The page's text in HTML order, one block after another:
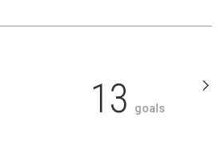
13 goals